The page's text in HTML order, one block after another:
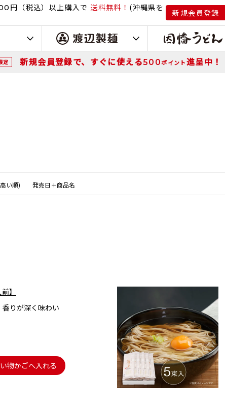
円（税込） 以上購入で 送料無料！ (沖縄県を
新規会員登録
定 新規会員登録で、すぐに使える500ポイント進呈中！
い順) 発売日＋商品名
】
りが深く味わい
物かごへ入れる